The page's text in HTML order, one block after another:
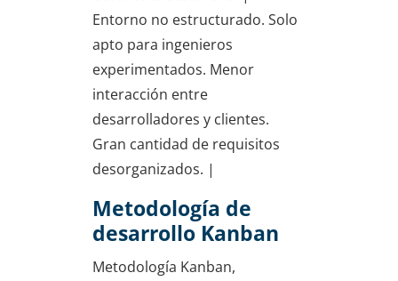
Entorno no estructurado. Solo
apto para ingenieros
experimentados. Menor
interacción entre
desarrolladores y clientes.
Gran cantidad de requisitos
desorganizados. |
Metodología de
desarrollo Kanban
Metodología Kanban,